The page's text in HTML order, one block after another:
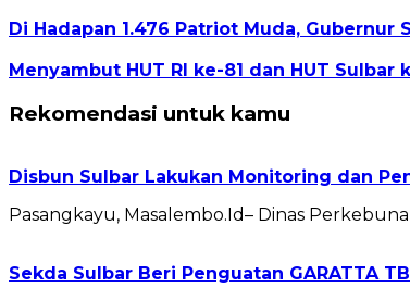
Di Hadapan 1.476 Patriot Muda,
Menyambut HUT RI ke-81 dan HUT
Rekomendasi untuk kamu
Disbun Sulbar Lakukan Monitoring dan
Pasangkayu, Masalembo.Id– Dinas
Sekda Sulbar Beri Penguatan GARATTA